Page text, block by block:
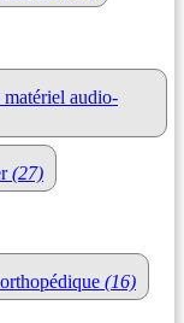
matériel audio-
(27)
(16)